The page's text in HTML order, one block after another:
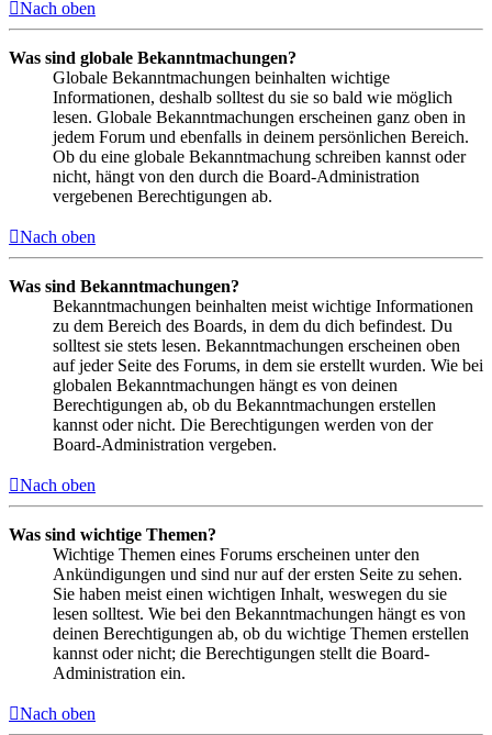
Nach oben
Was sind globale Bekanntmachungen?
Globale Bekanntmachungen beinhalten wichtige
Informationen, deshalb solltest du sie so bald wie möglich
lesen. Globale Bekanntmachungen erscheinen ganz oben in
jedem Forum und ebenfalls in deinem persönlichen Bereich.
Ob du eine globale Bekanntmachung schreiben kannst oder
nicht, hängt von den durch die Board-Administration
vergebenen Berechtigungen ab.
Nach oben
Was sind Bekanntmachungen?
Bekanntmachungen beinhalten meist wichtige Informationen
zu dem Bereich des Boards, in dem du dich befindest. Du
solltest sie stets lesen. Bekanntmachungen erscheinen oben
auf jeder Seite des Forums, in dem sie erstellt wurden. Wie bei
globalen Bekanntmachungen hängt es von deinen
Berechtigungen ab, ob du Bekanntmachungen erstellen
kannst oder nicht. Die Berechtigungen werden von der
Board-Administration vergeben.
Nach oben
Was sind wichtige Themen?
Wichtige Themen eines Forums erscheinen unter den
Ankündigungen und sind nur auf der ersten Seite zu sehen.
Sie haben meist einen wichtigen Inhalt, weswegen du sie
lesen solltest. Wie bei den Bekanntmachungen hängt es von
deinen Berechtigungen ab, ob du wichtige Themen erstellen
kannst oder nicht; die Berechtigungen stellt die Board-
Administration ein.
Nach oben